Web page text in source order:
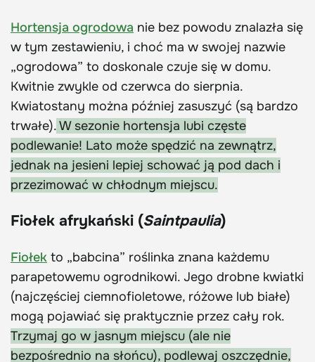
Hortensja ogrodowa nie bez powodu znalazła się
w tym zestawieniu, i choć ma w swojej nazwie
„ogrodowa” to doskonale czuje się w domu.
Kwitnie zwykle od czerwca do sierpnia.
Kwiatostany można później zasuszyć (są bardzo
trwałe).W sezonie hortensja lubi częste
podlewanie! Lato może spędzić na zewnątrz,
jednak na jesieni lepiej schować ją pod dach i
przezimować w chłodnym miejscu.
Fiołek afrykański (Saintpaulia)
Fiołek to „babcina” roślinka znana każdemu
parapetowemu ogrodnikowi. Jego drobne kwiatki
(najczęściej ciemnofioletowe, różowe lub białe)
mogą pojawiać się praktycznie przez cały rok.
Trzymaj go w jasnym miejscu (ale nie
bezpośrednio na słońcu), podlewaj oszczędnie,